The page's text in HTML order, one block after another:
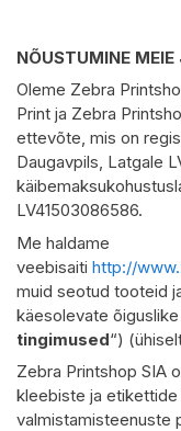
NÕUSTUMINE
Oleme Zebra
Print ja Zebra
ettevõte, mis on
Daugavpils, Latgale
LV41503086586.
Me haldame
veebisaiti http://
muid seotud tooteid
käesolevate õiguslike
tingimused“) (ühiselt
Zebra Printshop SIA
kleebiste ja
valmistamisteenuste